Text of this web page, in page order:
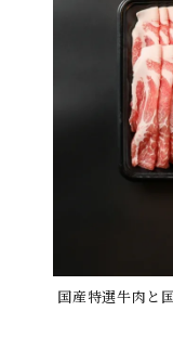
国産特選牛肉と